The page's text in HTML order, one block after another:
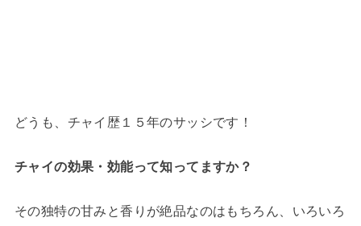
どうも、チャイ歴１５年のサッシです！
チャイの効果・効能って知ってますか？
その独特の甘みと香りが絶品なのはもちろん、いろいろ